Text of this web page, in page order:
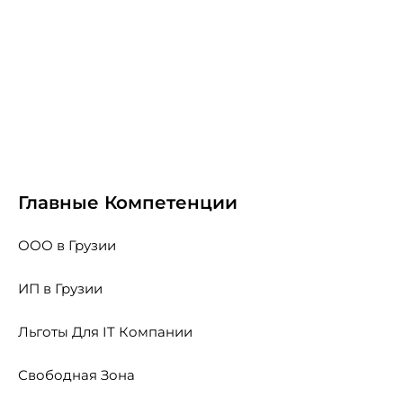
Главные Компетенции
ООО в Грузии
ИП в Грузии
Льготы Для IT Компании
Свободная Зона